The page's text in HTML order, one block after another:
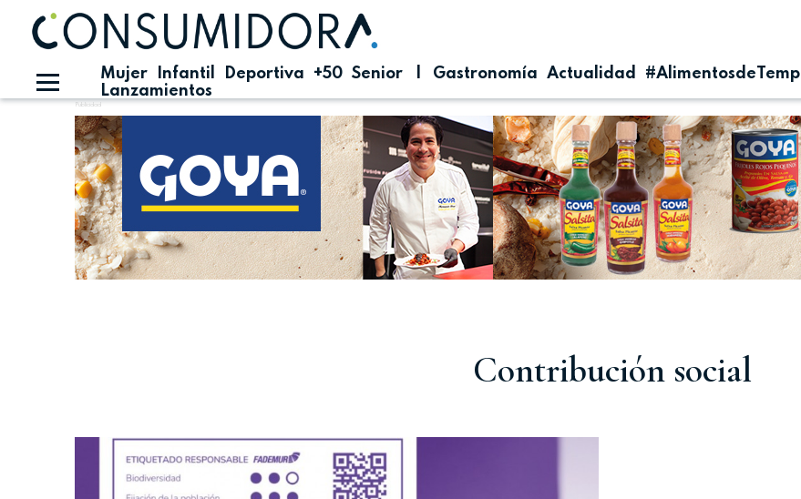
Mujer Infantil Deportiva +50 Senior | Gastronomía Actualidad
Lanzamientos
Publicidad
Contribución social